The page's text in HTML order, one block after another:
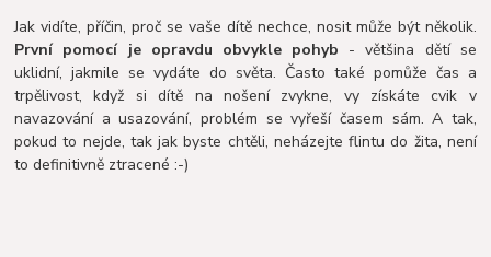
Jak vidíte, příčin, proč se vaše dítě nechce, nosit může být několik.
První pomocí je opravdu obvykle pohyb - většina dětí se
uklidní, jakmile se vydáte do světa. Často také pomůže čas a
trpělivost, když si dítě na nošení zvykne, vy získáte cvik v
navazování a usazování, problém se vyřeší časem sám. A tak,
pokud to nejde, tak jak byste chtěli, neházejte flintu do žita, není
to definitivně ztracené :-)